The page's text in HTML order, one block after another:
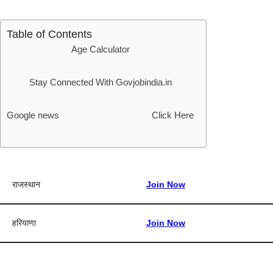
Table of Contents
Age Calculator
Stay Connected With Govjobindia.in
Google news Click Here
राजस्थान Join Now
हरियाणा Join Now